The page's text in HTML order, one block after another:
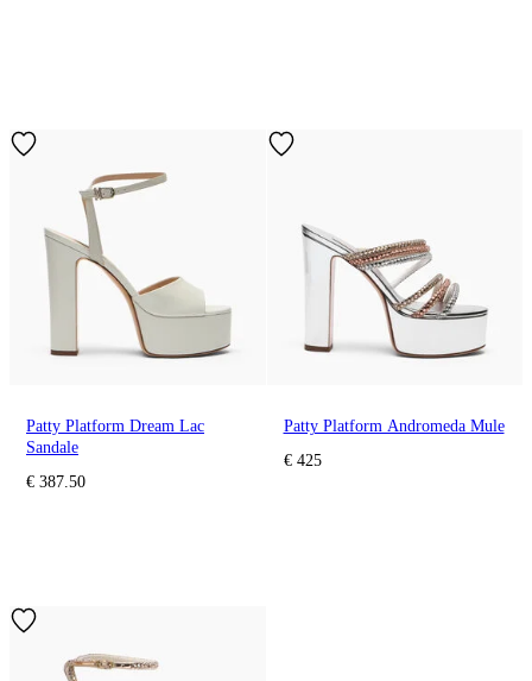
Patty Platform Dream Lac
Sandale
€ 387.50
Patty Platform Andromeda Mule
€ 425